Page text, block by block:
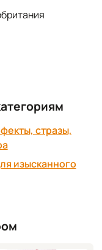
стразы,
изысканного